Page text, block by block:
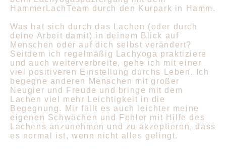
HammerLachTeam durch den Kurpark in Hamm.
Was hat sich durch das Lachen (oder durch
deine Arbeit damit) in deinem Blick auf
Menschen oder auf dich selbst verändert?
Seitdem ich regelmäßig Lachyoga praktiziere
und auch weiterverbreite, gehe ich mit einer
viel positiveren Einstellung durchs Leben. Ich
begegne anderen Menschen mit großer
Neugier und Freude und bringe mit dem
Lachen viel mehr Leichtigkeit in die
Begegnung. Mir fällt es auch leichter meine
eigenen Schwächen und Fehler mit Hilfe des
Lachens anzunehmen und zu akzeptieren, dass
es normal ist, wenn nicht alles gelingt.